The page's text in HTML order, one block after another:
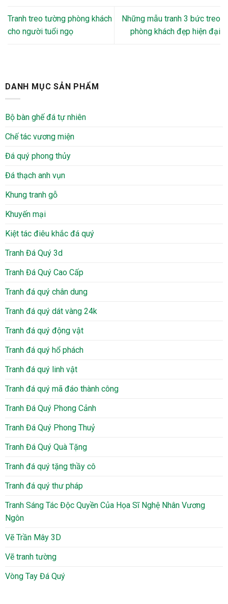
Tranh treo tường phòng khách
cho người tuổi ngọ
Những mẫu tranh 3 bức treo
phòng khách đẹp hiện đại
DANH MỤC SẢN PHẨM
Bộ bàn ghế đá tự nhiên
Chế tác vương miện
Đá quý phong thủy
Đá thạch anh vụn
Khung tranh gỗ
Khuyến mại
Kiệt tác điêu khắc đá quý
Tranh Đá Quý 3d
Tranh Đá Quý Cao Cấp
Tranh đá quý chân dung
Tranh đá quý dát vàng 24k
Tranh đá quý động vật
Tranh đá quý hổ phách
Tranh đá quý linh vật
Tranh đá quý mã đáo thành công
Tranh Đá Quý Phong Cảnh
Tranh Đá Quý Phong Thuỷ
Tranh Đá Quý Quà Tặng
Tranh đá quý tặng thầy cô
Tranh đá quý thư pháp
Tranh Sáng Tác Độc Quyền Của Họa Sĩ Nghệ Nhân Vương
Ngôn
Vẽ Trần Mây 3D
Vẽ tranh tường
Vòng Tay Đá Quý